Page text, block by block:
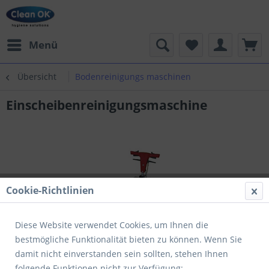
Menü
Übersicht Bodenreinigungs maschinen
Einscheibenreinigungsmaschine
Cookie-Richtlinien
Diese Website verwendet Cookies, um Ihnen die
bestmögliche Funktionalität bieten zu können. Wenn Sie
damit nicht einverstanden sein sollten, stehen Ihnen